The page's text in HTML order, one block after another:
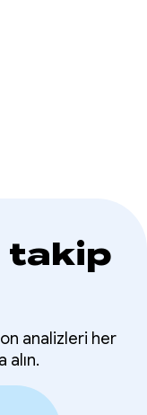
takip
analizleri her
alın.